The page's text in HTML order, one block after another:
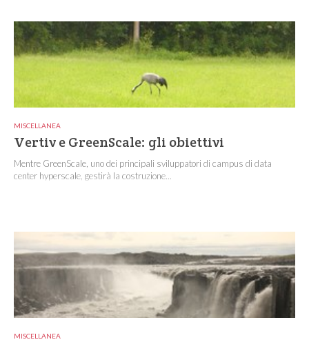
MISCELLANEA
Vertiv e GreenScale: gli obiettivi
Mentre GreenScale, uno dei principali sviluppatori di campus di data
center hyperscale, gestirà la costruzione...
MISCELLANEA